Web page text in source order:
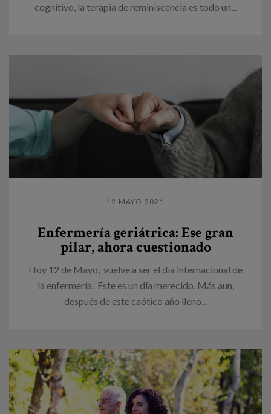
cognitivo, la terapia de reminiscencia es todo un...
12 MAYO 2021
Enfermería geriátrica: Ese gran
pilar, ahora cuestionado
Hoy 12 de Mayo, vuelve a ser el día internacional de
la enfermería. Este es un día merecido. Más aun,
después de este caótico año lleno...